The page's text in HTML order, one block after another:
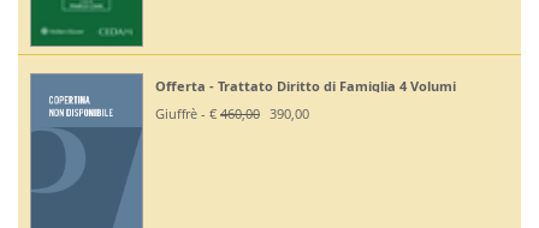
Offerta - Trattato Diritto di Famiglia 4 Volumi
Giuffrè - € 460,00 390,00